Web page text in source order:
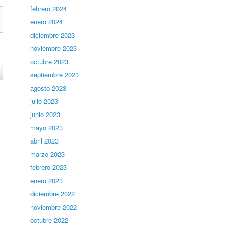
febrero 2024
enero 2024
diciembre 2023
noviembre 2023
octubre 2023
septiembre 2023
agosto 2023
julio 2023
junio 2023
mayo 2023
abril 2023
marzo 2023
febrero 2023
enero 2023
diciembre 2022
noviembre 2022
octubre 2022